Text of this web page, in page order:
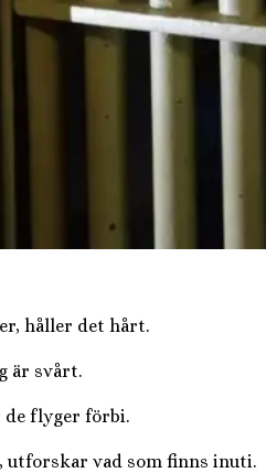
håller det hårt.
är svårt.
de flyger förbi.
utforskar vad som finns inuti.